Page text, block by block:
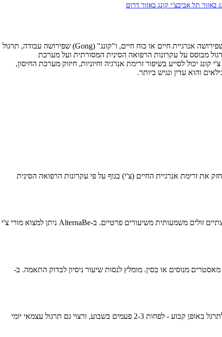
באזור תל אביבצ'י קונג באזור דרום
(Qi Gong או Chi Kung) הוא אמנות סינית עתיקה בת אלפי שנים לטיפוח בריאות, חיוניות ואריכות ימים. השם מורכב משתי מילים: "צ'י" (Qi) שפירושה אנרגיית חיים או כוח חיים, ו"קונג" (Gong) שפירושה עבודה, תרגול
מבוסס על עקרונות הרפואה הסינית המסורתית ועל מערכת
יכול לסייע בשיפור זרימת אנרגיה וחיוניות, חיזוק מערכת החיסון,
והוא עדין ונגיש ביותר.
את זרימת אנרגיית החיים (צ'י) בגוף על פי עקרונות הרפואה הסינית
מחירי שיעורי צ'י קונג בפרדס חנה-כרכור משתנים בהתאם לסוג השיעור (קבוצתי או פרטי), ניסיון המורה והכשרתו, וסגנון הצ'י קונג שנלמד. שיעורים קבוצתיים זולים משמעותית משיעורים פרטיים. ב-AlternaBe ניתן למצוא מורי צ'י
מנוסים או בסין. מומלץ לנסות שיעור ניסיון לבדוק התאמה. ב-
שיעור צ'י קונג בודד נמשך בדרך כלל בין 60 ל-90 דקות. השיעור כולל חימום, תרגילי נשימה, תנועות צ'י קונג ספציפיות, ולעיתים מדיטציה בסיום. מומלץ לתרגל באופן קבוע - לפחות 2-3 פעמים בשבוע, ורצוי גם תרגול עצמאי יומי